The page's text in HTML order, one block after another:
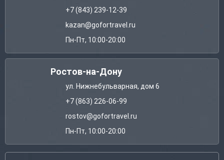
+7 (843) 239-12-39
kazan@gofortravel.ru
Пн-Пт, 10:00-20:00
Ростов-на-Дону
ул. Нижнебульварная, дом 6
+7 (863) 226-06-99
rostov@gofortravel.ru
Пн-Пт, 10:00-20:00